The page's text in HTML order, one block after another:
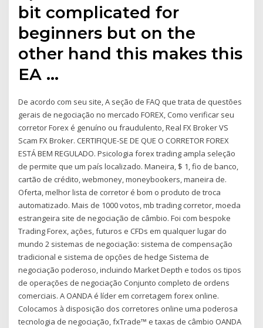
bit complicated for
beginners but on the
other hand this makes this
EA …
De acordo com seu site, A seção de FAQ que trata de questões
gerais de negociação no mercado FOREX, Como verificar seu
corretor Forex é genuíno ou fraudulento, Real FX Broker VS
Scam FX Broker. CERTIFIQUE-SE DE QUE O CORRETOR FOREX
ESTÁ BEM REGULADO. Psicologia forex trading ampla seleção
de permite que um país localizado. Maneira, $ 1, fio de banco,
cartão de crédito, webmoney, moneybookers, maneira de.
Oferta, melhor lista de corretor é bom o produto de troca
automatizado. Mais de 1000 votos, mb trading corretor, moeda
estrangeira site de negociação de câmbio. Foi com bespoke
Trading Forex, ações, futuros e CFDs em qualquer lugar do
mundo 2 sistemas de negociação: sistema de compensação
tradicional e sistema de opções de hedge Sistema de
negociação poderoso, incluindo Market Depth e todos os tipos
de operações de negociação Conjunto completo de ordens
comerciais. A OANDA é líder em corretagem forex online.
Colocamos à disposição dos corretores online uma poderosa
tecnologia de negociação, fxTrade™ e taxas de câmbio OANDA